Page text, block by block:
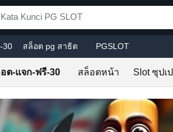
30 สล็อต pg สาธิต PGSLOT
ต-แจก-ฟรี-30 สล็อตหน้า Slot ซุปเ